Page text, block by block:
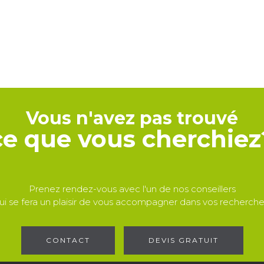
Vous n'avez pas trouvé
que vous
Prenez rendez-vous avec l'un de nos conseillers
se fera un plaisir de vous accompagner dans vos
CONTACT DEVIS GRATUIT